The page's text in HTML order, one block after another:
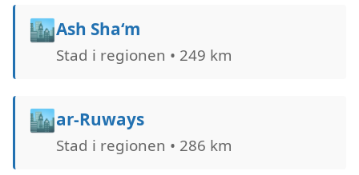
🏙️Ash Sha‘m
Stad i regionen • 249 km
🏙️ar-Ruways
Stad i regionen • 286 km